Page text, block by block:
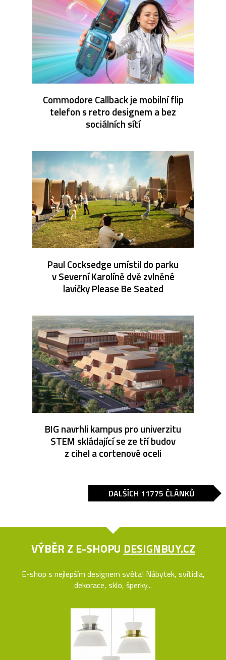
Commodore Callback je mobilní flip
telefon s retro designem a bez
sociálních sítí
Paul Cocksedge umístil do parku
v Severní Karolíně dvě zvlněné
lavičky Please Be Seated
BIG navrhli kampus pro univerzitu
STEM skládající se ze tří budov
z cihel a cortenové oceli
DALŠÍCH 11775 ČLÁNKŮ
VÝBĚR Z E-SHOPU DESIGNBUY.CZ
E-shop s nejlepším designem světa! Nábytek, svítidla,
dekorace, sklo, šperky...